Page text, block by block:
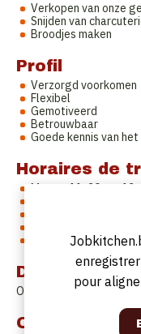
Verkopen van onze
Snijden van
Broodjes maken
Profil
Verzorgd voorkomen
Flexibel
Gemotiveerd
Betrouwbaar
Goede kennis van
Horaires de
Ma van 11u30 tot 13
Vrij van 11u40 tot
Date de début
Onmiddellijk
Offre
pour